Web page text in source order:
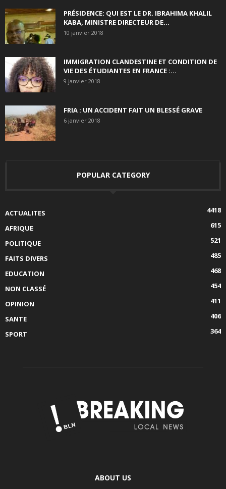
PRÉSIDENCE: QUI EST LE DR. IBRAHIMA KHALIL
KABA, MINISTRE DIRECTEUR DE...
10 janvier 2018
IMMIGRATION CLANDESTINE ET CONDITION DE
VIE DES ÉTUDIANTES EN FRANCE :...
9 janvier 2018
FRIA : UN ACCIDENT FAIT UN BLESSÉ GRAVE
6 janvier 2018
POPULAR CATEGORY
ACTUALITES
4418
AFRIQUE
615
POLITIQUE
521
FAITS DIVERS
485
EDUCATION
468
NON CLASSÉ
454
OPINION
411
SANTE
406
SPORT
364
ABOUT US